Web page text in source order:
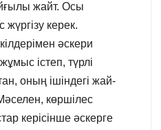
жайт. Осы
керек.
әскери
істеп, түрлі
оның ішіндегі жай-
көршілес
керісінше әскерге